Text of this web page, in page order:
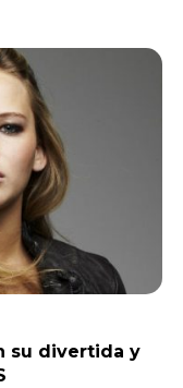
su divertida y